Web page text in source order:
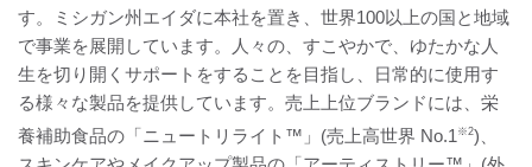
す。ミシガン州エイダに本社を置き、世界100以上の国と地域
で事業を展開しています。人々の、すこやかで、ゆたかな人
生を切り開くサポートをすることを目指し、日常的に使用す
る様々な製品を提供しています。売上上位ブランドには、栄
養補助食品の「ニュートリライト™」(売上高世界 No.1 ※2)、